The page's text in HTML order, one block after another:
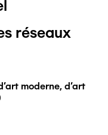
réseaux
moderne, d'art